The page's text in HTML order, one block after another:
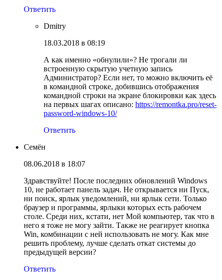
Ответить
Dmitry
18.03.2018 в 08:19
А как именно «обнулили»? Не трогали ли
встроенную скрытую учетную запись
Администратор? Если нет, то можно включить её
в командной строке, добившись отображения
командной строки на экране блокировки как здесь
на первых шагах описано: https://remontka.pro/reset-
password-windows-10/
Ответить
Семён
08.06.2018 в 18:07
Здравствуйте! После последних обновлений Windows
10, не работает панель задач. Не открывается ни Пуск,
ни поиск, ярлык уведомлений, ни ярлык сети. Только
браузер и программы, ярлыки которых есть рабочем
столе. Среди них, кстати, нет Мой компьютер, так что в
него я тоже не могу зайти. Также не реагирует кнопка
Win, комбинации с ней использовать не могу. Как мне
решить проблему, лучше сделать откат системы до
предыдущей версии?
Ответить